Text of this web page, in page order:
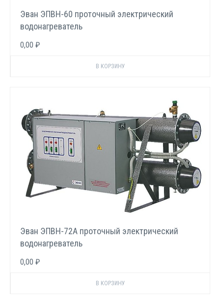
Эван ЭПВН-60 проточный электрический
водонагреватель
0,00 ₽
Эван ЭПВН-72А проточный электрический
водонагреватель
0,00 ₽